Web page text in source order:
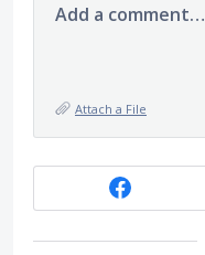
Add a comment…
Attach a File